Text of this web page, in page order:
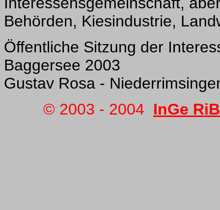
Behörden, Kiesindustrie,
Öffentliche Sitzung der
Baggersee 2003
Gustav Rosa -
© 2003 - 2004 InGe